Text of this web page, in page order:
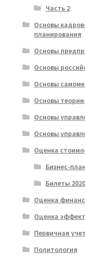
Часть 2
Основы
планирования
Основы
Основы
Основы
Основы
Основы
Основы
Оценка
Бизнес-
Билеты
Оценка
Оценка
Первичная
Политология